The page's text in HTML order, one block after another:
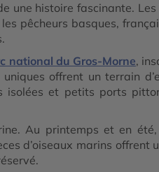
une histoire fascinante.
pêcheurs basques,
national du Gros-Morne,
offrent un terrain
et petits ports
Au printemps et en été,
d’oiseaux marins offrent